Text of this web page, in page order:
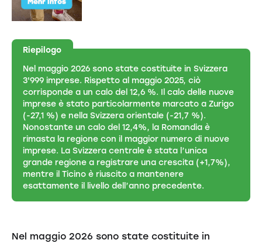
Riepilogo
Nel maggio 2026 sono state costituite in Svizzera
3'999 imprese. Rispetto al maggio 2025, ciò
corrisponde a un calo del 12,6 %. Il calo delle nuove
imprese è stato particolarmente marcato a Zurigo
(-27,1 %) e nella Svizzera orientale (-21,7 %).
Nonostante un calo del 12,4%, la Romandia è
rimasta la regione con il maggior numero di nuove
imprese. La Svizzera centrale è stata l’unica
grande regione a registrare una crescita (+1,7%),
mentre il Ticino è riuscito a mantenere
esattamente il livello dell’anno precedente.
Nel maggio 2026 sono state costituite in